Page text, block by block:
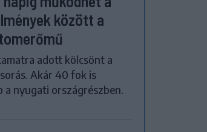
között a
adott kölcsönt a
Akár 40 fok is
a nyugati országrészben.